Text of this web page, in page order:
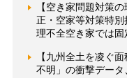
【空き家問題対策
正・空家等対策特
理不全空き家では
【九州全土を凌ぐ
不明」の衝撃デー